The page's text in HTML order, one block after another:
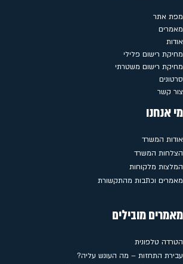
מפת אתר
מאמרים
אודות
מחיקת רישום פלילי
מחיקת רישום משטרתי
סרטונים
צור קשר
מי אנחנו
אודות המשרד
הצלחות המשרד
המלצות מלקוחות
מאמרים וכתבות מהתקשורת
מאמרים מובילים
הטרדה טלפונית
עבירת התחזות – מה העונש עליה?